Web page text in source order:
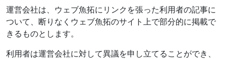
運営会社は、ウェブ魚拓にリンクを張った利用者の記事に
ついて、断りなくウェブ魚拓のサイト上で部分的に掲載で
きるものとします。
利用者は運営会社に対して異議を申し立てることができ、